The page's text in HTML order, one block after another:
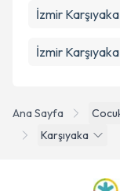
Ana Sayfa
Karşıyaka
İzmir
İzmir